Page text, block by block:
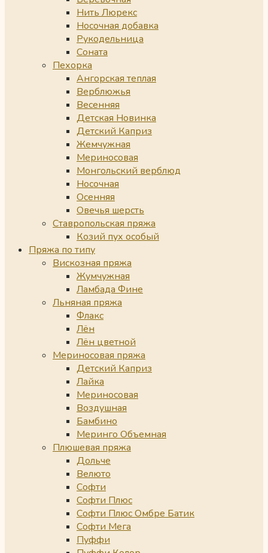
Нить Люрекс
Носочная добавка
Рукодельница
Соната
Пехорка
Ангорская теплая
Верблюжья
Весенняя
Детская Новинка
Детский Каприз
Жемчужная
Мериносовая
Монгольский верблюд
Носочная
Осенняя
Овечья шерсть
Ставропольская пряжа
Козий пух особый
Пряжа по типу
Вискозная пряжа
Жумчужная
Ламбада Фине
Льняная пряжа
Флакс
Лён
Лён цветной
Мериносовая пряжа
Детский Каприз
Лайка
Мериносовая
Воздушная
Бамбино
Меринго Объемная
Плюшевая пряжа
Дольче
Велюто
Софти
Софти Плюс
Софти Плюс Омбре Батик
Софти Мега
Пуффи